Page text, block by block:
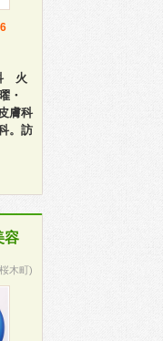
火
・
膚科
。訪
容
木町)